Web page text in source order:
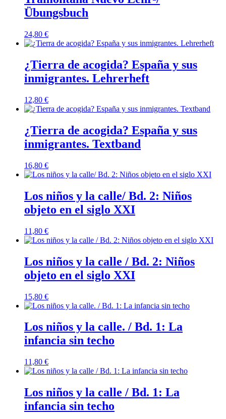
Übungsbuch
24,80 €
¿Tierra de acogida? España y sus
inmigrantes. Lehrerheft
12,80 €
¿Tierra de acogida? España y sus
inmigrantes. Textband
16,80 €
Los niños y la calle/ Bd. 2: Niños
objeto en el siglo XXI
11,80 €
Los niños y la calle / Bd. 2: Niños
objeto en el siglo XXI
15,80 €
Los niños y la calle. / Bd. 1: La
infancia sin techo
11,80 €
Los niños y la calle / Bd. 1: La
infancia sin techo